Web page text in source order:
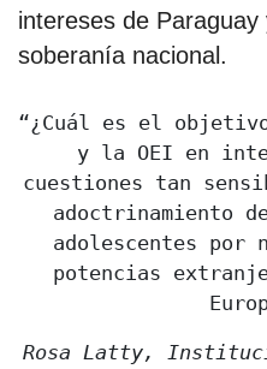
intereses de
soberanía nacional.
“¿Cuál es el
y la OEI en
cuestiones tan
adoctrinamiento
adolescentes por
potencias
Rosa Latty,